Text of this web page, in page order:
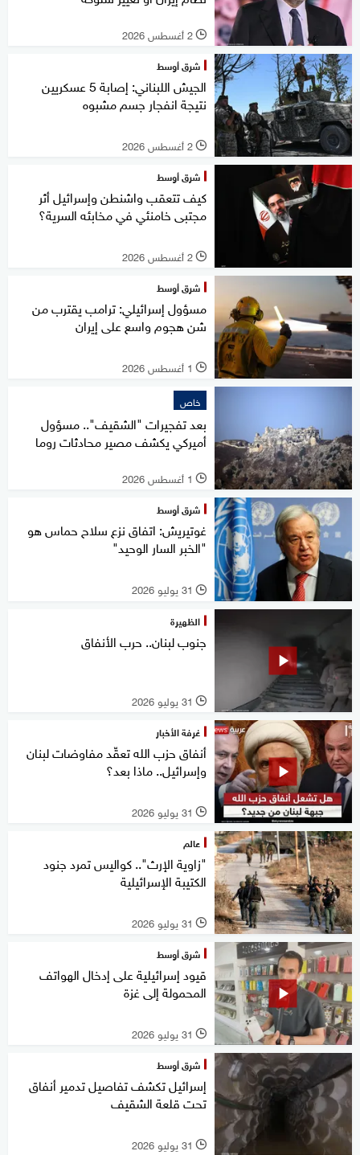
l 2 أغسطس 2026
شرق أوسط
الجيش اللبناني: إصابة 5 عسكريين
نتيجة انفجار جسم مشبوه
l 2 أغسطس 2026
شرق أوسط
كيف تتعقب واشنطن وإسرائيل أثر
مجتبى خامنئي في مخابئه السرية؟
l 2 أغسطس 2026
شرق أوسط
مسؤول إسرائيلي: ترامب يقترب من
شن هجوم واسع على إيران
l 1 أغسطس 2026
خاص
بعد تفجيرات "الشقيف".. مسؤول
أميركي يكشف مصير محادثات روما
l 1 أغسطس 2026
شرق أوسط
غوتيريش: اتفاق نزع سلاح حماس هو
"الخبر السار الوحيد"
l 31 يوليو 2026
الظهيرة
جنوب لبنان.. حرب الأنفاق
l 31 يوليو 2026
غرفة الأخبار
أنفاق حزب الله تعقّد مفاوضات لبنان
وإسرائيل.. ماذا بعد؟
l 31 يوليو 2026
عالم
"زاوية الإرث".. كواليس تمرد جنود
الكتيبة الإسرائيلية
l 31 يوليو 2026
شرق أوسط
قيود إسرائيلية على إدخال الهواتف
المحمولة إلى غزة
l 31 يوليو 2026
شرق أوسط
إسرائيل تكشف تفاصيل تدمير أنفاق
تحت قلعة الشقيف
l 31 يوليو 2026